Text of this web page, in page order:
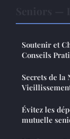
Soutenir et
Conseils
Secrets de
Évitez les
mutuelle